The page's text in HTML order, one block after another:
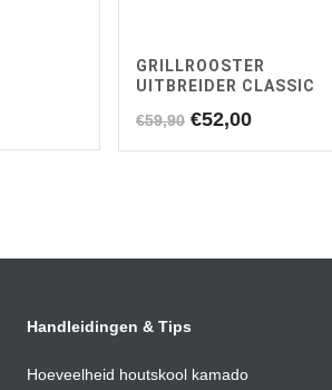
GRILLROOSTER
UITBREIDER CLASSIC
€59,90 Oorspronkelijke
€52,00Huidige
Handleidingen & Tips
Hoeveelheid houtskool kamado